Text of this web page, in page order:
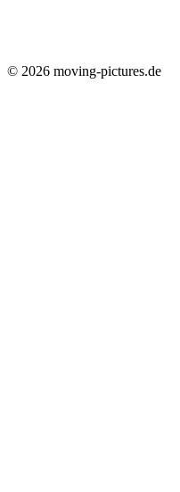
© 2026 moving-pictures.de